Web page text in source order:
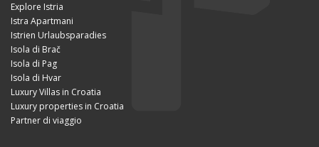
Explore Istria
Istra Apartmani
Istrien Urlaubsparadies
Isola di Brač
Isola di Pag
Isola di Hvar
Luxury Villas in Croatia
Luxury properties in Croatia
Partner di viaggio